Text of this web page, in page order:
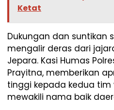
Ketat
​Dukungan dan suntikan
mengalir deras dari
Jepara. Kasi Humas
Prayitna, memberikan
tinggi kepada kedua
mewakili nama baik